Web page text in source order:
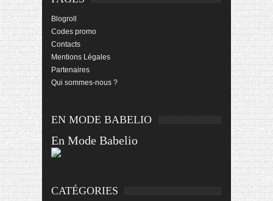
Blogroll
Codes promo
Contacts
Mentions Légales
Partenaires
Qui sommes-nous ?
EN MODE BABELIO
En Mode Babelio
CATÉGORIES